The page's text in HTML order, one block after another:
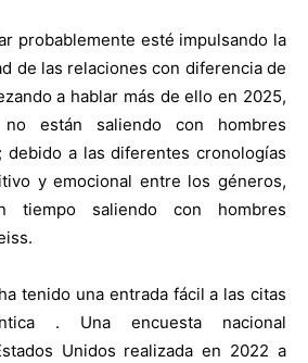
probablemente esté impulsando la
de las relaciones con diferencia de
a hablar más de ello en 2025,
están saliendo con hombres
debido a las diferentes cronologías
y emocional entre los géneros,
tiempo saliendo con hombres
tenido una entrada fácil a las citas
. Una encuesta nacional
Unidos realizada en 2022 a